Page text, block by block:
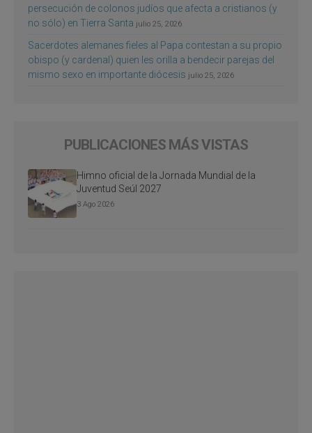
persecución de colonos judíos que afecta a cristianos (y
no sólo) en Tierra Santa julio 25, 2026
Sacerdotes alemanes fieles al Papa contestan a su propio
obispo (y cardenal) quien les orilla a bendecir parejas del
mismo sexo en importante diócesis julio 25, 2026
PUBLICACIONES MÁS VISTAS
Himno oficial de la Jornada Mundial de la
Juventud Seúl 2027
3 Ago 2026